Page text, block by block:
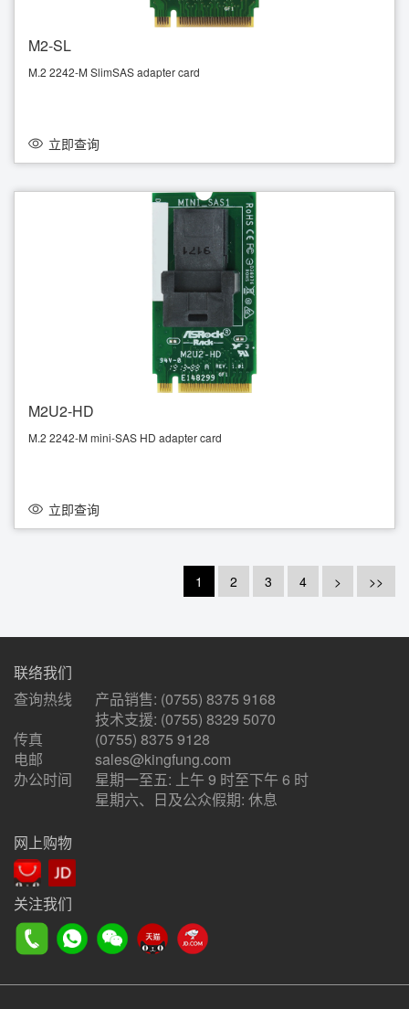
M2-SL
M.2 2242-M SlimSAS adapter card
立即查询
M2U2-HD
M.2 2242-M mini-SAS HD adapter card
立即查询
1 2 3 4 > >>
联络我们
查询热线
产品销售: (0755) 8375 9168
技术支援: (0755) 8329 5070
传真
(0755) 8375 9128
电邮
sales@kingfung.com
办公时间
星期一至五: 上午 9 时至下午 6 时
星期六、日及公众假期: 休息
网上购物
关注我们